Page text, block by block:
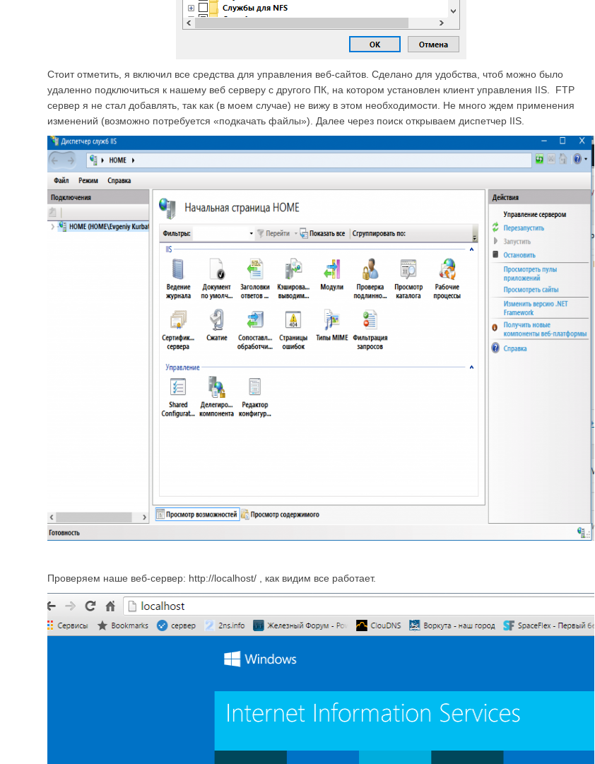
Стоит отметить, я включил все средства для управления веб-сайтов. Сделано для удобства, чтоб можно было
удаленно подключиться к нашему веб серверу с другого ПК, на котором установлен клиент управления IIS. FTP
сервер я не стал добавлять, так как (в моем случае) не вижу в этом необходимости. Не много ждем применения
изменений (возможно потребуется «подкачать файлы»). Далее через поиск открываем диспетчер IIS.
Проверяем наше веб-сервер: http://localhost/ , как видим все работает.